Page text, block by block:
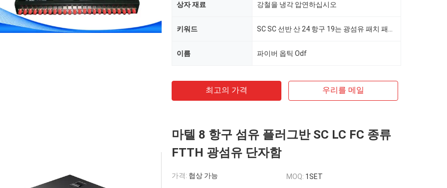
상자 재료 강철을 냉각 압연하십시오
키워드
이름 파이버 옵틱 Odf
최고의 가격 우리를 메일
마텔 8 항구 섬유 플러그반 SC LC FC 종류
FTTH 광섬유 단자함
가격: 협상 가능 MOQ: 1SET